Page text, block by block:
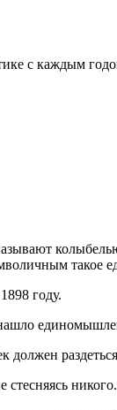
с каждым
такое
году.
должен
никого.